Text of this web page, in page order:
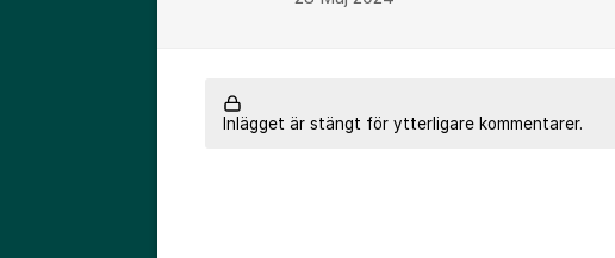
Inlägget är stängt för ytterligare kommentarer.